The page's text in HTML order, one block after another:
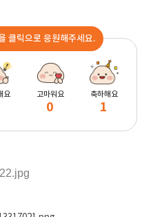
클릭으로 응원해주세요.
요 고마워요
0
축하해요
1